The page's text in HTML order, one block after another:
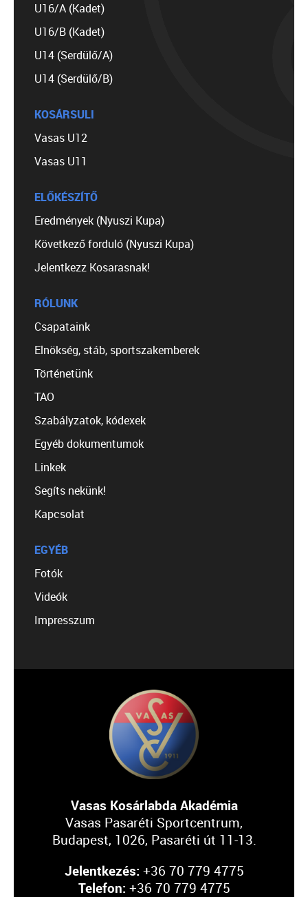
U16/A (Kadet)
U16/B (Kadet)
U14 (Serdülő/A)
U14 (Serdülő/B)
KOSÁRSULI
Vasas U12
Vasas U11
ELŐKÉSZÍTŐ
Eredmények (Nyuszi Kupa)
Következő forduló (Nyuszi Kupa)
Jelentkezz Kosarasnak!
RÓLUNK
Csapataink
Elnökség, stáb, sportszakemberek
Történetünk
TAO
Szabályzatok, kódexek
Egyéb dokumentumok
Linkek
Segíts nekünk!
Kapcsolat
EGYÉB
Fotók
Videók
Impresszum
Vasas Kosárlabda Akadémia
Vasas Pasaréti Sportcentrum,
Budapest, 1026, Pasaréti út 11-13.
Jelentkezés: +36 70 779 4775
Telefon: +36 70 779 4775